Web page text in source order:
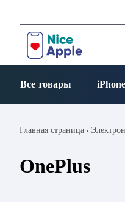
Все товары iPhone
Главная страница
OnePlus